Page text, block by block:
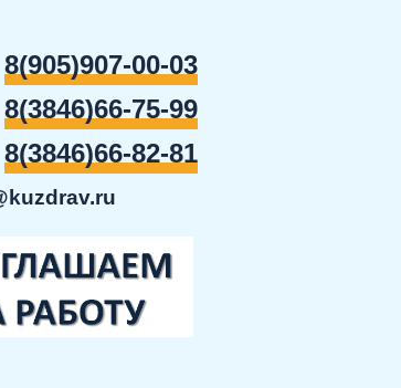
8(905)907-00-03
8(3846)66-75-99
8(3846)66-82-81